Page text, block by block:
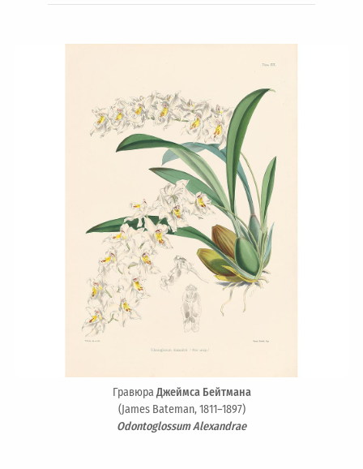
ГравюраДжеймса Бейтмана
(James Bateman, 1811–1897)
Odontoglossum Alexandrae